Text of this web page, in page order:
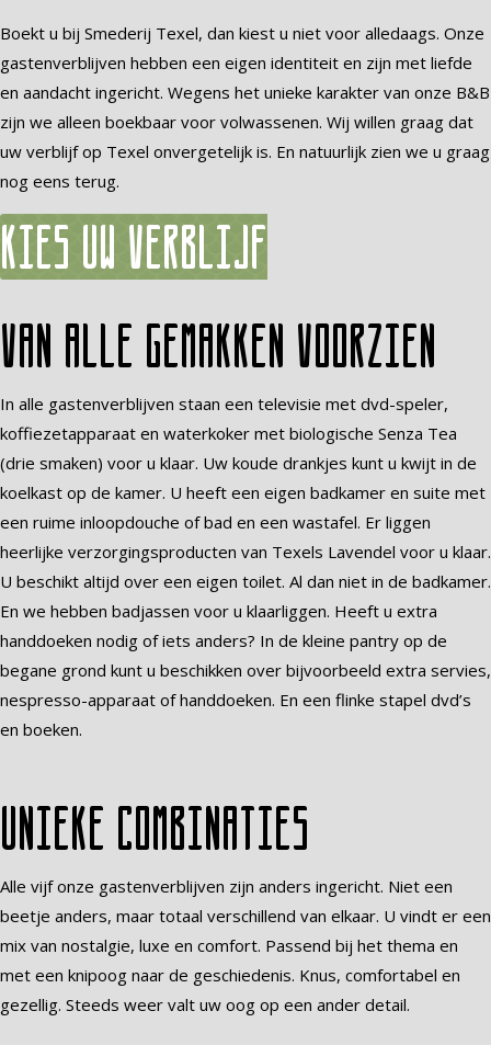
Boekt u bij Smederij Texel, dan kiest u niet voor alledaags. Onze
gastenverblijven hebben een eigen identiteit en zijn met liefde
en aandacht ingericht. Wegens het unieke karakter van onze B&B
zijn we alleen boekbaar voor volwassenen. Wij willen graag dat
uw verblijf op Texel onvergetelijk is. En natuurlijk zien we u graag
nog eens terug.
Kies uw verblijf
Van alle gemakken voorzien
In alle gastenverblijven staan een televisie met dvd-speler,
koffiezetapparaat en waterkoker met biologische Senza Tea
(drie smaken) voor u klaar. Uw koude drankjes kunt u kwijt in de
koelkast op de kamer. U heeft een eigen badkamer en suite met
een ruime inloopdouche of bad en een wastafel. Er liggen
heerlijke verzorgingsproducten van Texels Lavendel voor u klaar.
U beschikt altijd over een eigen toilet. Al dan niet in de badkamer.
En we hebben badjassen voor u klaarliggen. Heeft u extra
handdoeken nodig of iets anders? In de kleine pantry op de
begane grond kunt u beschikken over bijvoorbeeld extra servies,
nespresso-apparaat of handdoeken. En een flinke stapel dvd’s
en boeken.
Unieke combinaties
Alle vijf onze gastenverblijven zijn anders ingericht. Niet een
beetje anders, maar totaal verschillend van elkaar. U vindt er een
mix van nostalgie, luxe en comfort. Passend bij het thema en
met een knipoog naar de geschiedenis. Knus, comfortabel en
gezellig. Steeds weer valt uw oog op een ander detail.